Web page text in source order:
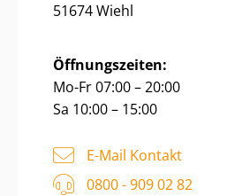
51674 Wiehl
Öffnungszeiten:
Mo-Fr 07:00 – 20:00
Sa 10:00 – 15:00
E-Mail Kontakt
0800 - 909 02 82